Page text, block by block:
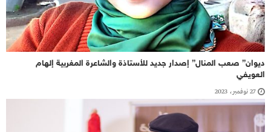
ديوان” صعب المنال” إصدار جديد للأستاذة والشاعرة المغربية إلهام
العويفي
27 نوفمبر، 2023